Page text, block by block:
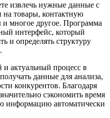
извлечь нужные данные с
товары, контактную
многое другое. Программа
интерфейс, который
и определять структуру
актуальный процесс в
данные для анализа,
конкурентов. Благодаря
сэкономить время
информацию автоматически